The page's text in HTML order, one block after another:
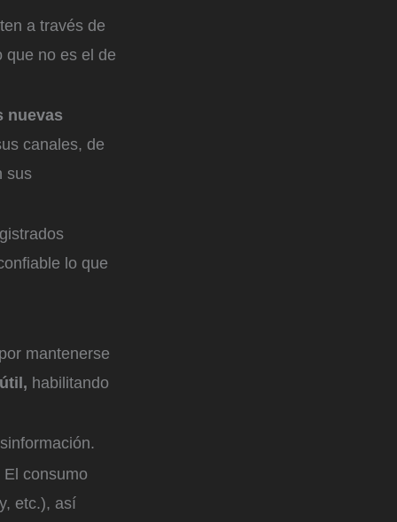
a través de
que no es el de
nuevas
canales, de
sus
lo que
mantenerse
habilitando
consumo
etc.), así